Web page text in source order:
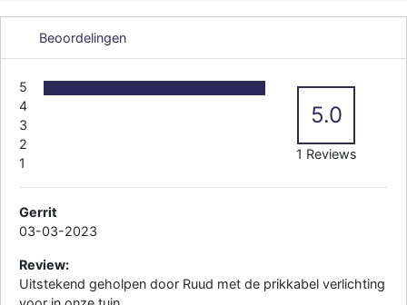
Beoordelingen
5
4
3
2
1
5.0
1 Reviews
Gerrit
03-03-2023
Review:
Uitstekend geholpen door Ruud met de prikkabel verlichting